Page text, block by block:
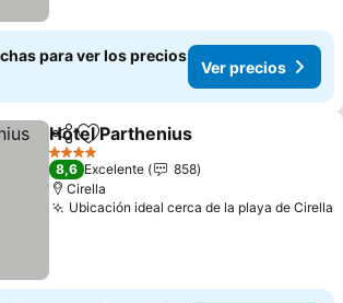
para ver los precios
Ver precios
CompartirAñadir a favoritos
Hotel Parthenius
4 Estrellas
8,6 Excelente
858
Cirella
Ubicación ideal cerca de la playa de Cirella